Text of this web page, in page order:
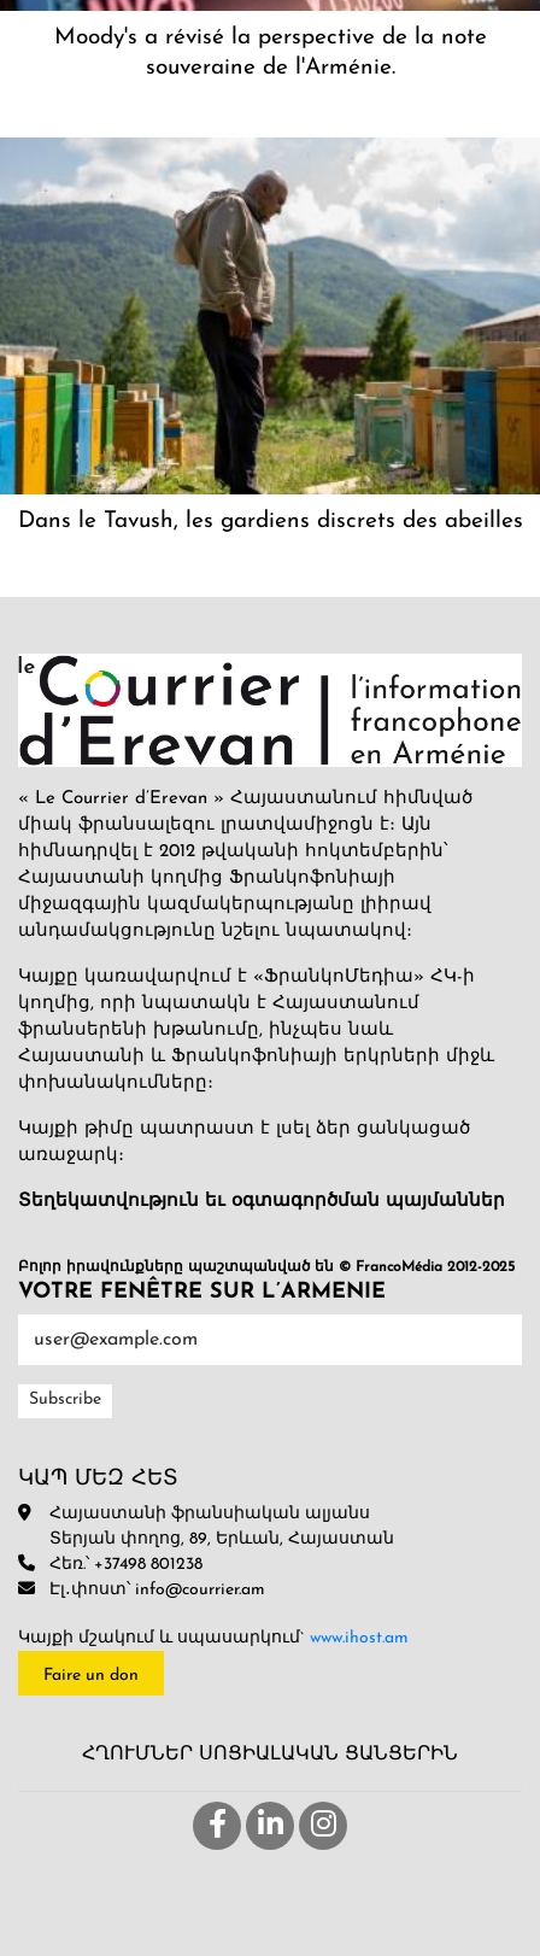
Moody's a révisé la perspective de la note
souveraine de l'Arménie.
Dans le Tavush, les gardiens discrets des abeilles
« Le Courrier d’Erevan » Հայաստանում հիմնված
միակ ֆրանսալեզու լրատվամիջոցն է։ Այն
հիմնադրվել է 2012 թվականի հոկտեմբերին՝
Հայաստանի կողմից Ֆրանկոֆոնիայի
միջազգային կազմակերպությանը լիիրավ
անդամակցությունը նշելու նպատակով։
Կայքը կառավարվում է «ՖրանկոՄեդիա» ՀԿ-ի
կողմից, որի նպատակն է Հայաստանում
ֆրանսերենի խթանումը, ինչպես նաև
Հայաստանի և Ֆրանկոֆոնիայի երկրների միջև
փոխանակումները։
Կայքի թիմը պատրաստ է լսել ձեր ցանկացած
առաջարկ։
Տեղեկատվություն եւ օգտագործման պայմաններ
Բոլոր իրավունքները պաշտպանված են © FrancoMédia 2012-2025
VOTRE FENÊTRE SUR L’ARMENIE
ԿԱՊ ՄԵԶ ՀԵՏ
Հայաստանի ֆրանսիական ալյանս
Տերյան փողոց, 89, Երևան, Հայաստան
Հեռ.՝ +37498 801238
Էլ․փոստ՝ info@courrier.am
Կայքի մշակում և սպասարկում` www.ihost.am
Faire un don
ՀՂՈՒՄՆԵՐ ՍՈՑԻԱԼԱԿԱՆ ՑԱՆՑԵՐԻՆ